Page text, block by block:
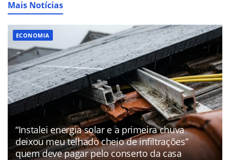
Mais Notícias
ECONOMIA
“Instalei energia solar e a primeira chuva
deixou meu telhado cheio de infiltrações”
quem deve pagar pelo conserto da casa